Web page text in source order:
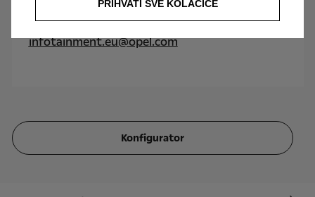
infotainment.eu@opel.com
Konfigurator
PRIHVATI SVE KOLAČIĆE